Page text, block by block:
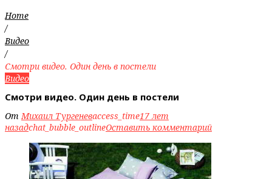
Home
/
Видео
/
Смотри видео. Один день в постели
Видео
Смотри видео. Один день в постели
ОтМихаил Тургеневaccess_time17 лет
назадchat_bubble_outlineОставить комментарий